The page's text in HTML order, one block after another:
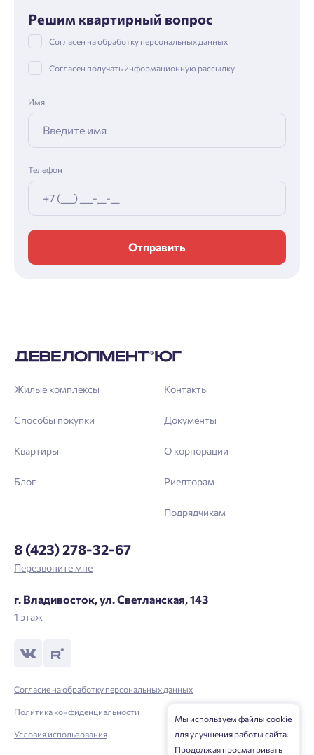
Решим квартирный вопрос
Согласен на обработку персональных данных
Согласен получать информационную рассылку
Имя
Телефон
Отправить
Жилые комплексы
Способы покупки
Квартиры
Блог
Контакты
Документы
О корпорации
Риелторам
Подрядчикам
8 (423) 278-32-67
Перезвоните мне
г. Владивосток, ул. Светланская, 143
1 этаж
Согласие на обработку персональных данных
Политика конфиденциальности
Условия использования
Мы используем файлы cookie
для улучшения работы сайта.
Продолжая просматривать